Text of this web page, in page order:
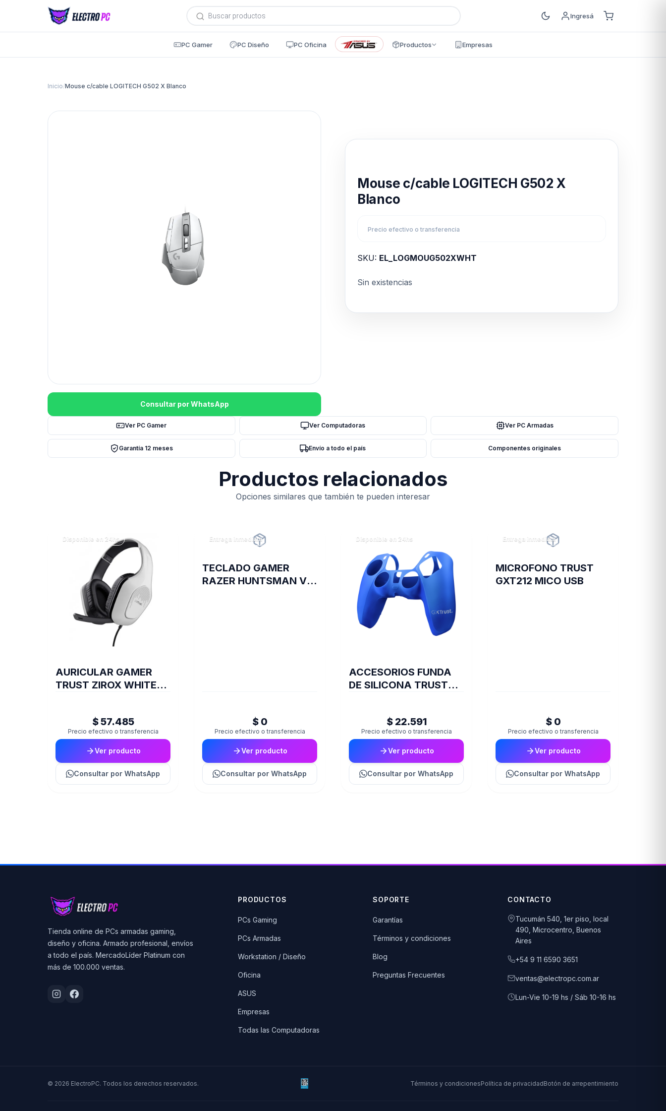
Búsqueda
de
productos
Ingresá
PC Gamer PC Diseño PC Oficina Productos Empresas
Inicio/Mouse c/cable LOGITECH G502 X Blanco
Consultar por WhatsApp
Mouse c/cable LOGITECH G502 X
Blanco
Precio efectivo o transferencia
SKU: EL_LOGMOUG502XWHT
Sin existencias
Ver PC Gamer Ver Computadoras Ver PC Armadas
Garantía 12 meses Envío a todo el país Componentes originales
Productos relacionados
Opciones similares que también te pueden interesar
Disponible en 24hs
AURICULAR GAMER
TRUST ZIROX WHITE
$ 57.485
Precio efectivo o transferencia
Ver producto
Consultar por WhatsApp
Entrega inmediata
TECLADO GAMER
RAZER HUNTSMAN V2
$ 0
Precio efectivo o transferencia
Ver producto
Consultar por WhatsApp
Disponible en 24hs
ACCESORIOS FUNDA
DE SILICONA TRUST
$ 22.591
Precio efectivo o transferencia
Ver producto
Consultar por WhatsApp
Entrega inmediata
MICROFONO TRUST
GXT212 MICO USB
$ 0
Precio efectivo o transferencia
Ver producto
Consultar por WhatsApp
Tienda online de PCs armadas gaming,
diseño y oficina. Armado profesional, envíos
a todo el país. MercadoLíder Platinum con
más de 100.000 ventas.
PRODUCTOS
PCs Gaming
PCs Armadas
Workstation / Diseño
Oficina
ASUS
Empresas
Todas las Computadoras
SOPORTE
Garantías
Términos y condiciones
Blog
Preguntas Frecuentes
CONTACTO
Tucumán 540, 1er piso, local
490, Microcentro, Buenos
Aires
+54 9 11 6590 3651
ventas@electropc.com.ar
Lun-Vie 10-19 hs / Sáb 10-16 hs
© 2026 ElectroPC. Todos los derechos reservados. Términos y condicionesPolítica de privacidadBotón de arrepentimiento